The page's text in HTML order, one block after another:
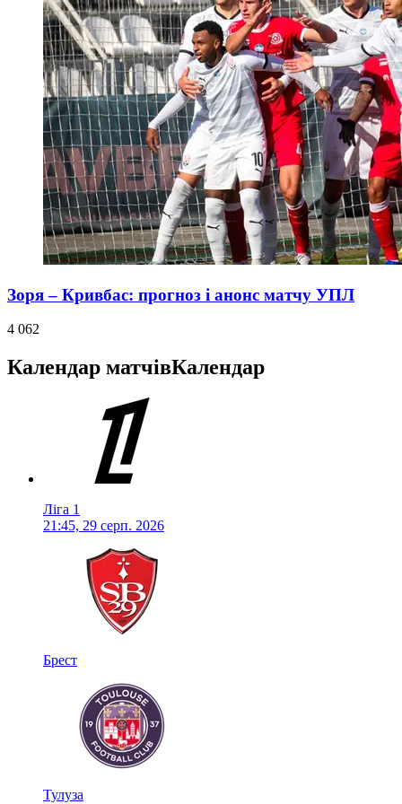
Зоря – Кривбас: прогноз і анонс матчу УПЛ
4 062
Календар матчівКалендар
Ліга 1
21:45, 29 серп. 2026
Брест
Тулуза